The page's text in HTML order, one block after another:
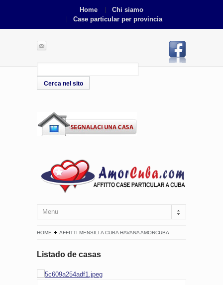
Home
Chi siamo
Case particular per provincia
Menu
HOME AFFITTI MENSILI A CUBA HAVANA AMORCUBA
Listado de casas